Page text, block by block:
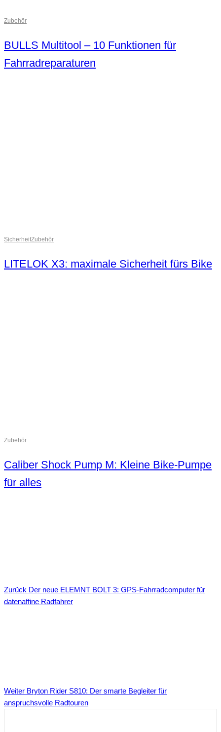
Zubehör
BULLS Multitool – 10 Funktionen für
Fahrradreparaturen
SicherheitZubehör
LITELOK X3: maximale Sicherheit fürs Bike
Zubehör
Caliber Shock Pump M: Kleine Bike-Pumpe
für alles
Zurück Der neue ELEMNT BOLT 3: GPS-Fahrradcomputer für
datenaffine Radfahrer
Weiter Bryton Rider S810: Der smarte Begleiter für
anspruchsvolle Radtouren